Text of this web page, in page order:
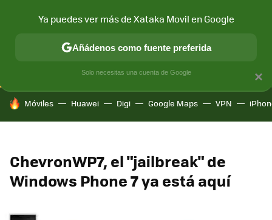
CONECTIVIDAD MÓVIL Y SOCIEDAD APLICACIONES
HOY SE HABLA DE
Móviles Huawei Digi Google Maps VPN
ChevronWP7, el "jailbreak" de
Windows Phone 7 ya está aquí
×
Ya puedes ver más de Xataka Movil en Google
Añádenos como fuente preferida
Solo necesitas una cuenta de Google